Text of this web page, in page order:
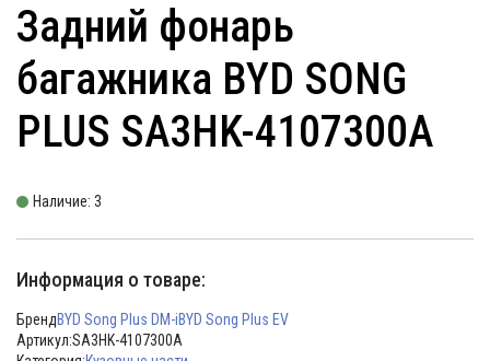
Задний фонарь
багажника BYD SONG
PLUS SA3HK-4107300A
Наличие: 3
Информация о товаре:
БрендBYD Song Plus DM-iBYD Song Plus EV
Артикул:SA3HK-4107300A